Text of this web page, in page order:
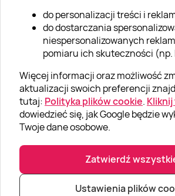
do personalizacji treści i
do dostarczania
niespersonalizowanych
pomiaru ich skuteczności
Więcej informacji oraz możliwość
aktualizacji swoich preferencji
tutaj: Polityka plików cookie.
dowiedzieć się, jak Google będzie
Twoje dane osobowe.
Zatwierdź
Ustawienia plików
Klub Lojalnościowy
Dodaj recenzję
Informacje
GRUPA „SUPER PREZENTY“
© Super prezenty 2026|info@superprezenty.pl|22 395